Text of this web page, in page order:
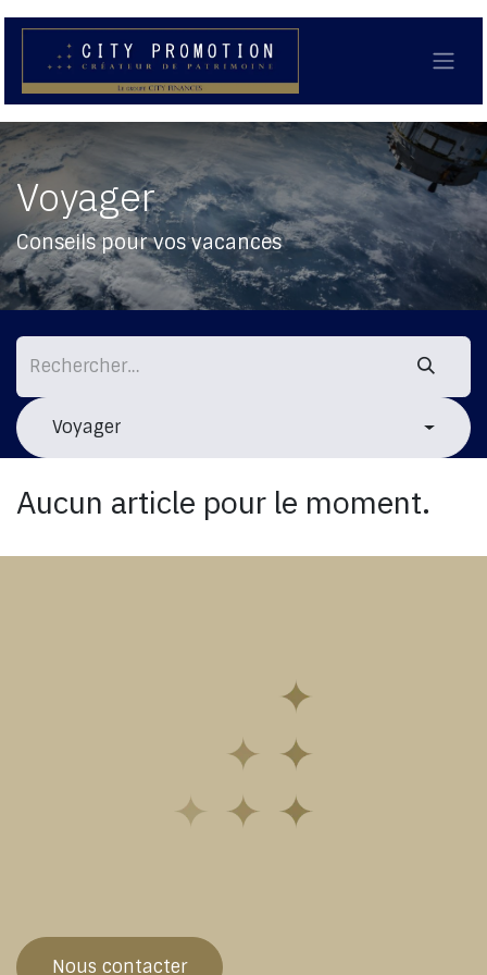
Voyager
Conseils pour vos vacances
Voyager
Aucun article pour le moment.
Nous contacter